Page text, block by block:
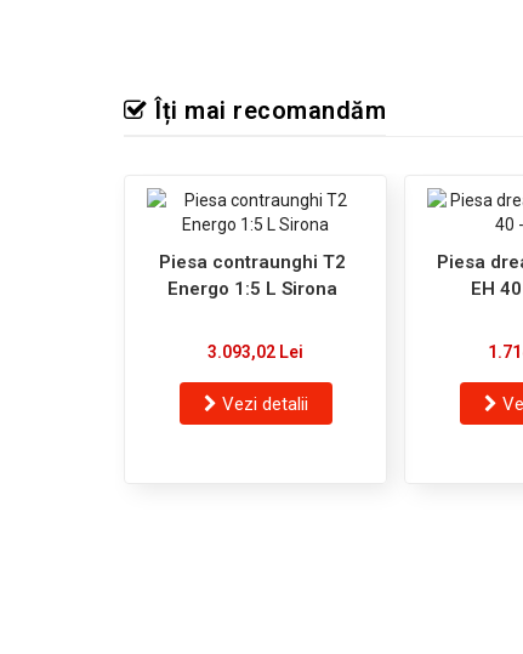
Îți mai recomandăm
Piesa contraunghi T2
Energo 1:5 L Sirona
3.093,02 Lei
Vezi detalii
Piesa
EH